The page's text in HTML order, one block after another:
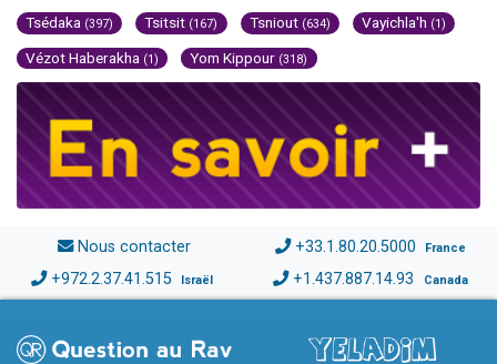
Tsédaka (397) Tsitsit (167) Tsniout (634) Vayichla'h (1)
Vézot Haberakha (1) Yom Kippour (318)
Nous contacter +33.1.80.20.5000 France
+972.2.37.41.515 Israël +1.437.887.14.93 Canada